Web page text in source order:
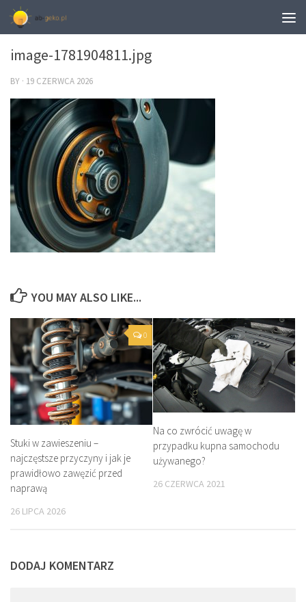
0
image-1781904811.jpg
BY · 19 CZERWCA 2026
YOU MAY ALSO LIKE...
0
Stuki w zawieszeniu –
najczęstsze przyczyny i jak je
prawidłowo zawęzić przed
naprawą
26 LIPCA 2026
Na co zwrócić uwagę w
przypadku kupna samochodu
używanego?
26 CZERWCA 2021
DODAJ KOMENTARZ